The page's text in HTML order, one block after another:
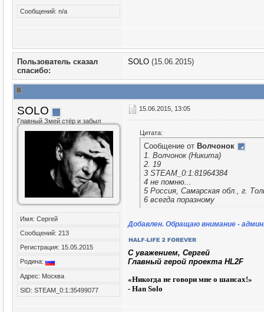
Сообщений: n/a
Пользователь сказал
cпасибо:
SOLO (15.06.2015)
SOLO
Главный Змей стёр и забыл
Имя: Сергей
Сообщений: 213
Регистрация: 15.05.2015
Родина:
Адрес: Москва
SID: STEAM_0:1:35499077
15.06.2015, 13:05
Цитата:
Сообщение от Волчонок
1. Волчонок (Никита)
2. 19
3 STEAM_0:1:81964384
4 не помню...
5 Россия, Самарская обл., г.
6 всегда поразному
Добавлен. Обращаю внимание -
C уважением, Сергей
Главный герой проекта HL2F
«Никогда не говори мне о шансах!»
- Han Solo